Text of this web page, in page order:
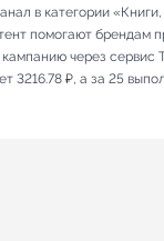
в категории
помогают брендам
через сервис
3216.78 ₽, а за 25